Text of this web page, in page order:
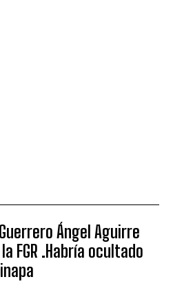
Ángel Aguirre
FGR .Habría ocultado